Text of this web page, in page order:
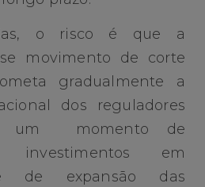
o risco é que a
movimento de corte
gradualmente a
dos reguladores
um momento de
investimentos em
de expansão das